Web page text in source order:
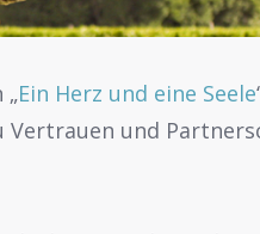
„Ein Herz und eine Seele
und